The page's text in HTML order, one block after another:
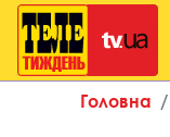
Головна